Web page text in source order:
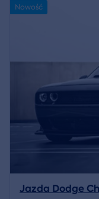
Nowość
Jazda Dodge